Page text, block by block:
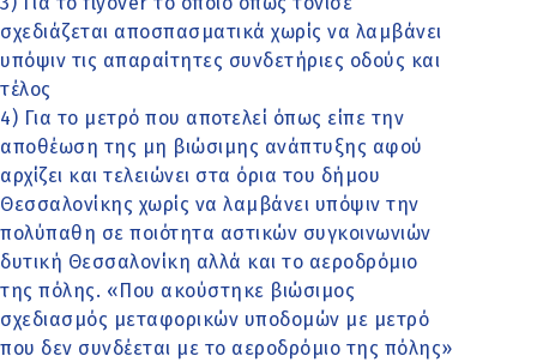
σχεδιάζεται αποσπασματικά χωρίς να λαμβάνει
υπόψιν τις απαραίτητες συνδετήριες οδούς και
τέλος
4) Για το μετρό που αποτελεί όπως είπε την
αποθέωση της μη βιώσιμης ανάπτυξης αφού
αρχίζει και τελειώνει στα όρια του δήμου
Θεσσαλονίκης χωρίς να λαμβάνει υπόψιν την
πολύπαθη σε ποιότητα αστικών συγκοινωνιών
δυτική Θεσσαλονίκη αλλά και το αεροδρόμιο
της πόλης. «Που ακούστηκε βιώσιμος
σχεδιασμός μεταφορικών υποδομών με μετρό
που δεν συνδέεται με το αεροδρόμιο της πόλης»